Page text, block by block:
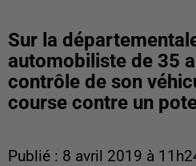
Sur la
automobiliste de 35
contrôle de son
course contre un
Publié : 8 avril 2019 à